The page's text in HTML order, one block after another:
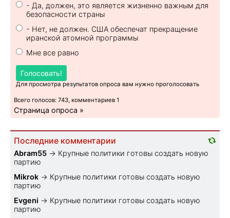
- Да, должен, это является жизненно важным для
безопасности страны
- Нет, не должен. США обеспечат прекращение
иранской атомной программы
Мне все равно
Голосовать!
Для просмотра результатов опроса вам нужно проголосовать
Всего голосов: 743, комментариев 1
Страница опроса »
Последние комментарии
Abram55 → Крупные политики готовы создать новую
партию
Mikrok → Крупные политики готовы создать новую
партию
Evgeni → Крупные политики готовы создать новую
партию